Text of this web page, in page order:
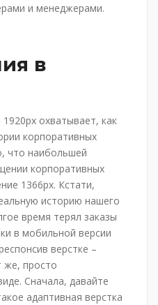
и менеджерами.
в
охватывает, как
корпоративных
что наибольшей
корпоративных
1366px. Кстати,
историю нашего
время терял заказы
в мобильной версии
верстке –
же, просто
Сначала, давайте
адаптивная верстка